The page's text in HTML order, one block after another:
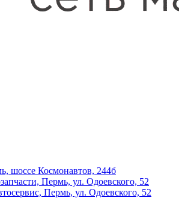
шоссе Космонавтов, 244б
Пермь, ул. Одоевского, 52
Пермь, ул. Одоевского, 52